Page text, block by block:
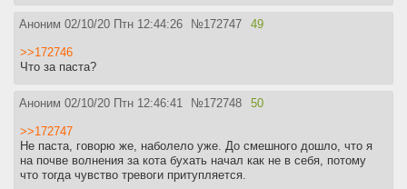
канине, чтобы моча растворяла
было похоже на то что он спит в
поле зрения. Каждый день сижу на работе
и боюсь что приду домой, а у него опять
эта хуйня началась.
Аноним 02/10/20 Птн 12:44:26 №172747 49
>>172746
Что за паста?
Аноним 02/10/20 Птн 12:46:41 №172748 50
>>172747
Не паста, говорю же, наболело уже. До смешного дошло, что я
на почве волнения за кота бухать начал как не в себя, потому
что тогда чувство тревоги притупляется.